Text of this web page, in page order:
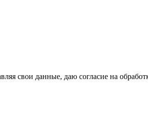
свои данные, даю согласие на